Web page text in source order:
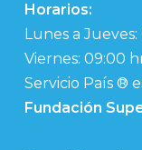
Horarios:
Lunes a
Viernes: 09:00
Servicio País ®
Fundación